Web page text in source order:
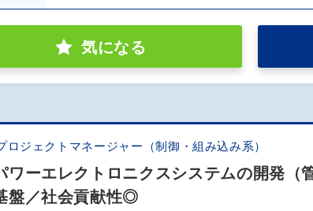
気になる
ロジェクトマネージャー（制御・組み込み系）
ワーエレクトロニクスシステムの開発
盤／社会貢献性◎